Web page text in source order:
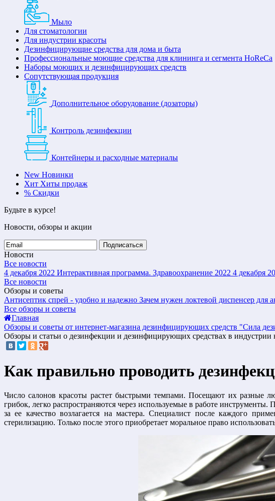
Мыло
Для стоматологии
Для индустрии красоты
Дезинфицирующие средства для дома и быта
Профессиональные моющие средства для клининга и сегмента HoReCa
Наборы моющих и дезинфицирующих средств
Сопутствующая продукция
Дополнительное оборудование (дозаторы)
Контроль дезинфекции
Контейнеры и расходные материалы
New Новинки
Хит Хиты продаж
% Скидки
Будьте в курсе!
Новости, обзоры и акции
Подписаться
Новости
Все новости
4 декабря 2022 Интерактивная программа. Здравоохранение 2022 4 декабря
Все новости
Обзоры и советы
Антисептик спрей - удобно и надежно Зачем нужен локтевой диспенсер для
Все обзоры и советы
Главная
Обзоры и советы от интернет-магазина дезинфицирующих средств "Сила
Обзоры и статьи о дезинфекции и дезинфицирующих средствах в индустрии
Как правильно проводить
Число салонов красоты растет быстрыми темпами. Посещают их разные
грибок, легко распространяются через используемые в работе инструменты.
за ее качество возлагается на мастера. Специалист после каждого
стерилизацию. Только после этого приобретает моральное право